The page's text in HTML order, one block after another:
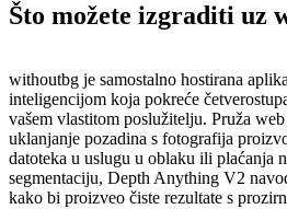
Što možete izgraditi uz
withoutbg je samostalno hostirana
inteligencijom koja pokreće
vašem vlastitom poslužitelju. Pruža
uklanjanje pozadina s fotografija
datoteka u uslugu u oblaku ili plaćanja
segmentaciju, Depth Anything V2
kako bi proizveo čiste rezultate s